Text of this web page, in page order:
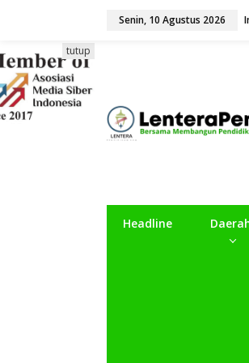
a
t
i
k
e
k
Senin, 10 Agustus 2026
Headline
tutup